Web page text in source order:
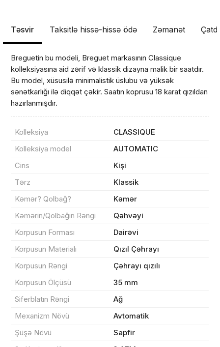
Təsvir Taksitlə hissə-hissə ödə Zəmanət
Breguetin bu modeli, Breguet markasının Classique
kolleksiyasına aid zərif və klassik dizayna malik bir saatdır.
Bu model, xüsusilə minimalistik üslubu və yüksək
sənətkarlığı ilə diqqət çəkir. Saatın koprusu 18 karat qızıldan
hazırlanmışdır.
Kolleksiya
CLASSIQUE
Kolleksiya model
AUTOMATIC
Cins
Kişi
Tərz
Klassik
Kəmər? Qolbağ?
Kəmər
Kəmərin/Qolbağın Rəngi
Qəhvəyi
Korpusun Forması
Dairəvi
Korpusun Materialı
Qızıl Çəhrayı
Korpusun Rəngi
Çəhrayı qızılı
Korpusun Ölçüsü
35 mm
Siferblatın Rəngi
Ağ
Mexanizm Növü
Avtomatik
Şüşə Növü
Sapfir
Sifarişin detalları
Endirim
Çatdırılma
Yekun məbləğ OK